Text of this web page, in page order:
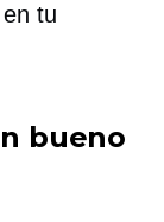
tu
bueno